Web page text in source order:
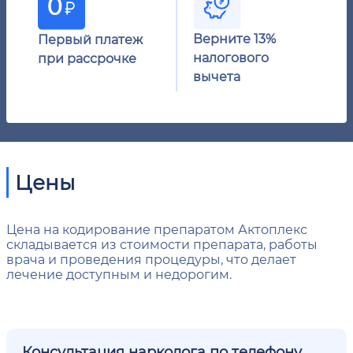
Первый платеж
при рассрочке
Верните 13%
налогового
вычета
Цены
Цена на кодирование препаратом Актоплекс
складывается из стоимости препарата, работы
врача и проведения процедуры, что делает
лечение доступным и недорогим.